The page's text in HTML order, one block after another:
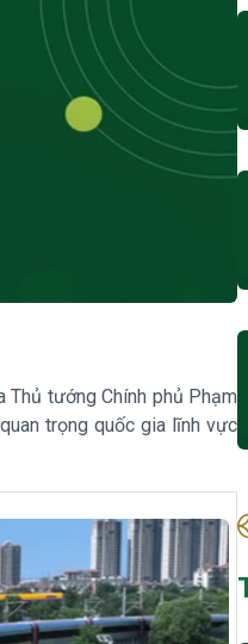
tướng Chính phủ Phạm
trọng quốc gia lĩnh vực